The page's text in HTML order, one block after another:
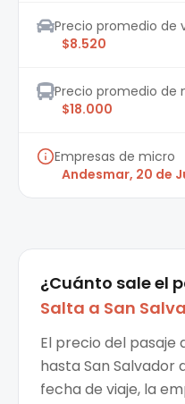
Precio promedio de
$8.520
Precio promedio de
$18.000
Empresas de micro
Andesmar, 20 de
¿Cuánto sale el
Salta a San
El precio del pasaje
hasta San Salvador
fecha de viaje, la